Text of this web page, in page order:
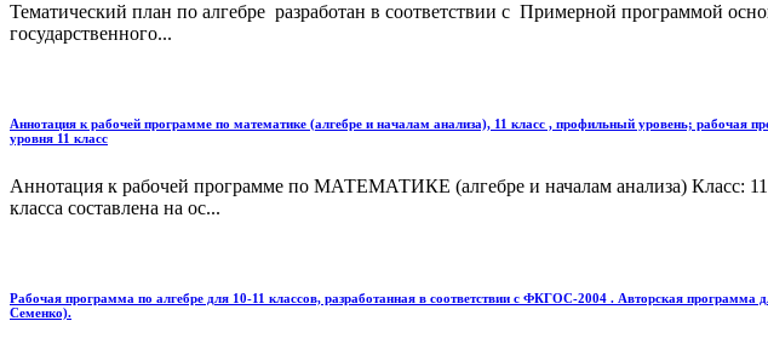
Тематический план по алгебре разработан в соответствии с Примерной программой
государственного...
Аннотация к рабочей программе по математике (алгебре и началам анализа), 11 класс , профильный уровень; рабочая
уровня 11 класс
Аннотация к рабочей программе по МАТЕМАТИКЕ (алгебре и началам анализа) Класс:
класса составлена на ос...
Рабочая программа по алгебре для 10-11 классов, разработанная в соответствии с ФКГОС-2004 . Авторская
Семенко).